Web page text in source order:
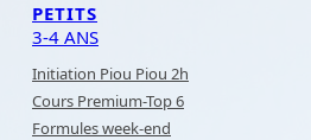
PETITS
3-4 ANS
Initiation Piou Piou 2h
Cours Premium-Top 6
Formules week-end